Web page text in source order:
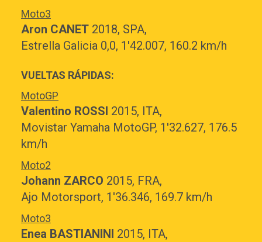
Moto3
Aron CANET 2018, SPA,
Estrella Galicia 0,0, 1'42.007, 160.2 km/h
VUELTAS RÁPIDAS:
MotoGP
Valentino ROSSI 2015, ITA,
Movistar Yamaha MotoGP, 1'32.627, 176.5
km/h
Moto2
Johann ZARCO 2015, FRA,
Ajo Motorsport, 1'36.346, 169.7 km/h
Moto3
Enea BASTIANINI 2015, ITA,